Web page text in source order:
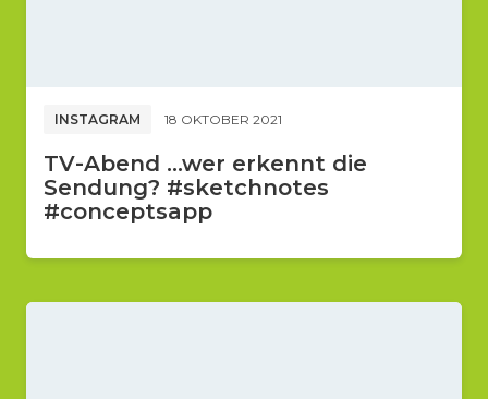
INSTAGRAM 18 OKTOBER 2021
TV-Abend ...wer erkennt die
Sendung? #sketchnotes
#conceptsapp